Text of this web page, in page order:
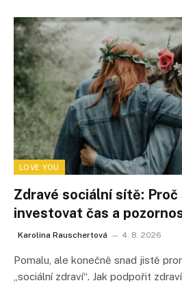
LOVE YOU
Zdravé sociální sítě:
investovat čas a
Karolina Rauschertová 4. 8. 2026
Pomalu, ale konečně snad jistě
„sociální zdraví“. Jak podpořit